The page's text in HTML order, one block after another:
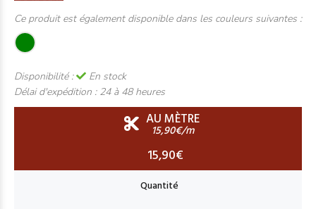
Ce produit est également disponible dans les couleurs suivantes :
Disponibilité :
En stock
Délai d'expédition : 24 à 48 heures
AU MÈTRE
15,90€/m
15,90€